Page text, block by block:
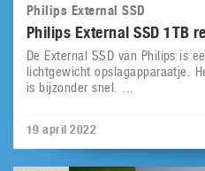
Philips External SSD
Philips External SSD 1TB
De External SSD van Philips is
lichtgewicht opslagapparaatje.
is bijzonder snel. ...
19 april 2022